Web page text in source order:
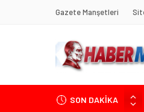
Gazete Manşetleri
SON DAKİKA